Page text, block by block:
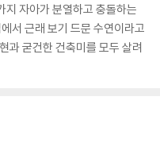
지 자아가 분열하고 충돌하는
서 근래 보기 드문 수연이라고
과 굳건한 건축미를 모두 살려